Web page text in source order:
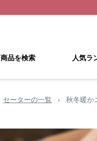
商品を検索 人気ラ
セーターの一覧 › 秋冬暖か